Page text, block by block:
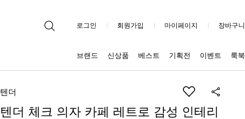
로그인 회원가입 마이페이지 장바구니
브랜드 신상품 베스트 기획전 이벤트 룩북
텐더
텐더 체크 의자 카페 레트로 감성 인테리